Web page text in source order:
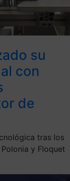
su
con
de
tras los
y Floquet